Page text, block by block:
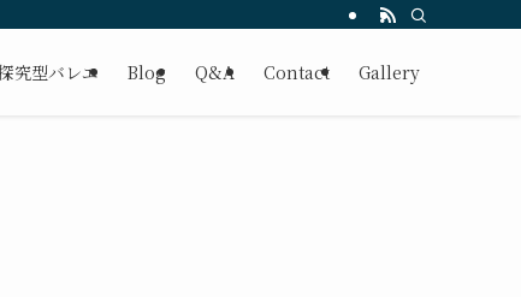
究型バレエ Blog Q&A Contact Gallery